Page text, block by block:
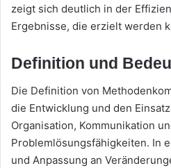
zeigt sich deutlich in der
Ergebnisse, die erzielt werden
Definition und
Die Definition von
die Entwicklung und den
Organisation, Kommunikation
Problemlösungsfähigkeiten. In
und Anpassung an